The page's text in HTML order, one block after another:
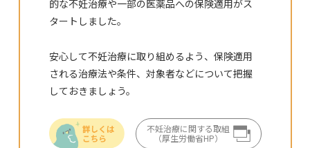
的な不妊治療や一部の医薬品への保険適用がス
タートしました。
安心して不妊治療に取り組めるよう、保険適用
される治療法や条件、対象者などについて把握
しておきましょう。
不妊治療に関する取組
（厚生労働省HP）